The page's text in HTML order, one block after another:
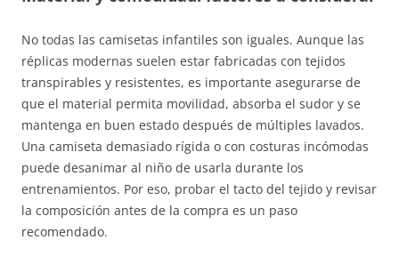
No todas las camisetas infantiles son iguales. Aunque las
réplicas modernas suelen estar fabricadas con tejidos
transpirables y resistentes, es importante asegurarse de
que el material permita movilidad, absorba el sudor y se
mantenga en buen estado después de múltiples lavados.
Una camiseta demasiado rígida o con costuras incómodas
puede desanimar al niño de usarla durante los
entrenamientos. Por eso, probar el tacto del tejido y revisar
la composición antes de la compra es un paso
recomendado.